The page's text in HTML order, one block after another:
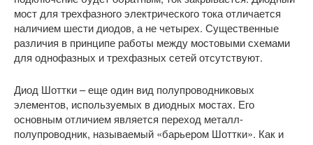
мост для трехфазного электрического тока отличается
наличием шести диодов, а не четырех. Существенные
различия в принципе работы между мостовыми схемами
для однофазных и трехфазных сетей отсутствуют.
Диод Шоттки – еще один вид полупроводниковых
элементов, используемых в диодных мостах. Его
основным отличием является переход металл-
полупроводник, называемый «барьером Шоттки». Как и